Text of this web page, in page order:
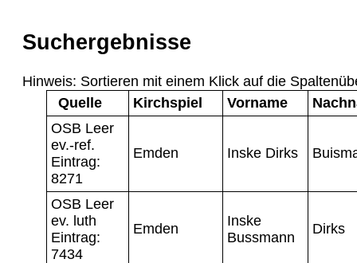
Suchergebnisse
Hinweis: Sortieren mit einem Klick auf die
Quelle
Kirchspiel Vorname
OSB Leer
ev.-ref.
Eintrag:
8271
Emden Inske Dirks
OSB Leer
ev. luth
Eintrag:
7434
Emden
Inske
Bussmann
Dirks